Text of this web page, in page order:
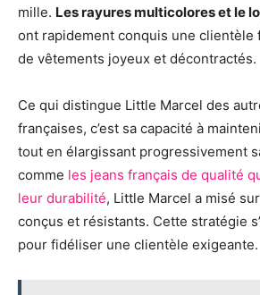
mille. Les rayures multicolores et le
ont rapidement conquis une clientèle
de vêtements joyeux et décontractés.
Ce qui distingue Little Marcel des
françaises, c’est sa capacité à
tout en élargissant progressivement
comme les jeans français de qualité
leur durabilité, Little Marcel a misé
conçus et résistants. Cette stratégie
pour fidéliser une clientèle exigeante.